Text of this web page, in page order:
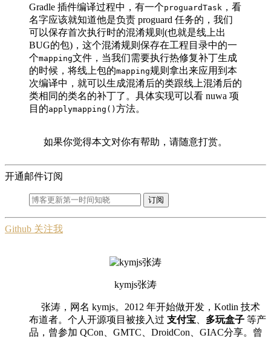
Gradle 插件编译过程中，有一个proguardTask ，看
名字应该就知道他是负责 proguard 任务的，我们
可以保存首次执行时的混淆规则(也就是线上出
BUG的包)，这个混淆规则保存在工程目录中的一
个mapping文件，当我们需要执行热修复补丁生成
的时候，将线上包的mapping规则拿出来应用到本
次编译中，就可以生成混淆后的类跟线上混淆后的
类相同的类名的补丁了。具体实现可以看 nuwa 项
目的applymapping() 方法。
如果你觉得本文对你有帮助，请随意打赏。
开通邮件订阅
订阅
Github 关注我
kymjs张涛
张涛，网名 kymjs。2012 年开始做开发，Kotlin 技术
布道者。个人开源项目被接入过 支付宝 多玩盒子 等产
品，曾参加 QCon、GMTC、DroidCon、GIAC分享。曾